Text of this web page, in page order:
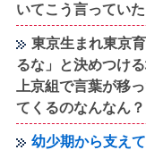
いてこう言っていた
東京生まれ東京
るな」と決めつけ
上京組で言葉が移
てくるのなんなん？
幼少期から支え